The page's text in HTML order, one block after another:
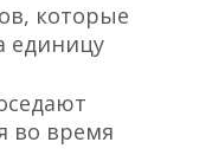
которые
единицу
во время